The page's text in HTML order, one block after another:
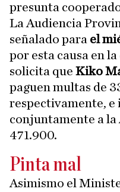
presunta
La Audiencia
señalado para el
por esta causa en
solicita que Kiko
paguen multas de
respectivamente, e
conjuntamente a
471.900.
Pinta mal
Asimismo el